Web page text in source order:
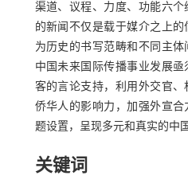
渠道、议程、力度、功能六
的新闻不仅是载于媒介之上
为历史的书写范畴和不同主体
中国未来国际传播事业发展
客的言论支持，利用外交官
侨华人的影响力，加强外宣
题设置，呈现多元和真实的中
关键词